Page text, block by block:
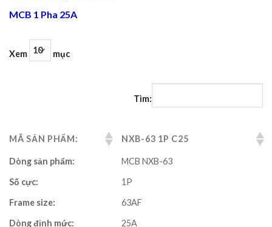
MCB 1 Pha 25A
Xem mục
Tìm:
MÃ SẢN PHẨM: NXB-63 1P C25
Dòng sản phẩm:
MCB NXB-63
Số cực:
1P
Frame size:
63AF
Dòng định mức:
25A